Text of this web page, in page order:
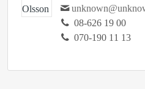
08-626 19 00
070-190 11 13